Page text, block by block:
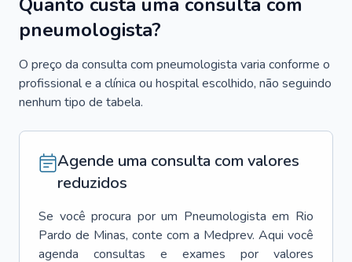
pneumologista?
O preço da consulta com pneumologista varia conforme o
profissional e a clínica ou hospital escolhido, não seguindo
nenhum tipo de tabela.
Agende uma consulta com valores
reduzidos
Se você procura por um Pneumologista em Rio
Pardo de Minas, conte com a Medprev. Aqui você
agenda consultas e exames por valores